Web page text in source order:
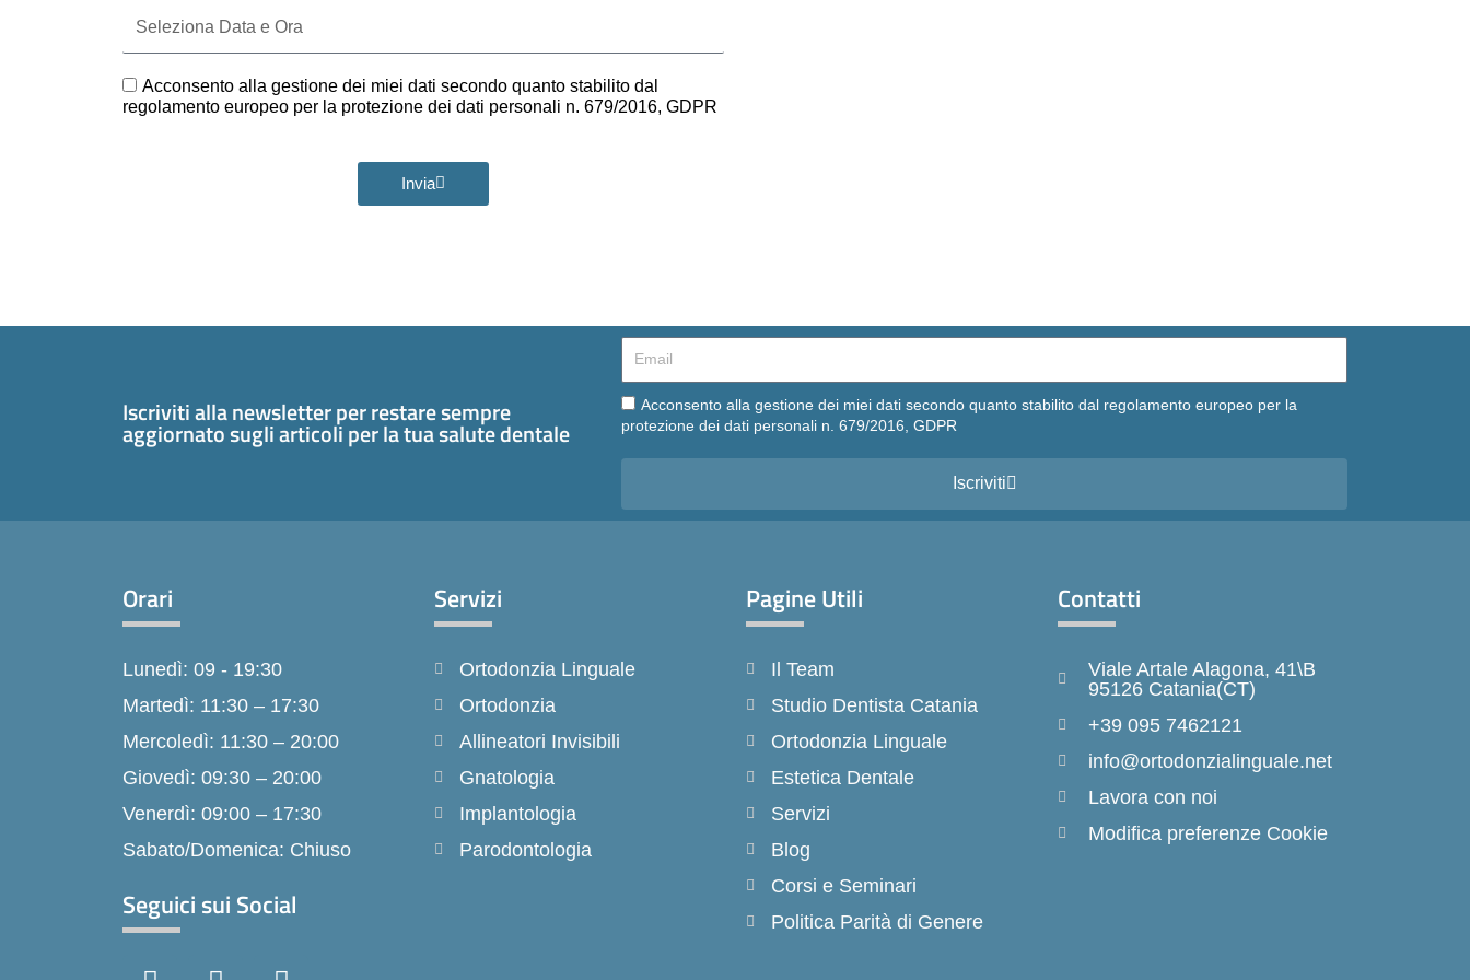
Data
e
GDPR
Acconsento alla gestione dei miei dati secondo quanto stabilito dal
regolamento europeo per la protezione dei dati personali n. 679/2016, GDPR
Invia
Iscriviti alla newsletter per restare sempre
aggiornato sugli articoli per la tua salute dentale
Email
Email
Acconsento alla gestione dei miei dati secondo quanto stabilito dal regolamento europeo per la
protezione dei dati personali n. 679/2016, GDPR
Iscriviti
Orari
Lunedì: 09 - 19:30
Martedì: 11:30 – 17:30
Mercoledì: 11:30 – 20:00
Giovedì: 09:30 – 20:00
Venerdì: 09:00 – 17:30
Sabato/Domenica: Chiuso
Seguici sui Social
Servizi
Ortodonzia Linguale
Ortodonzia
Allineatori Invisibili
Gnatologia
Implantologia
Parodontologia
Pagine Utili
Il Team
Studio Dentista Catania
Ortodonzia Linguale
Estetica Dentale
Servizi
Blog
Corsi e Seminari
Politica Parità di Genere
Contatti
Viale Artale Alagona, 41\B
95126 Catania(CT)
+39 095 7462121
info@ortodonzialinguale.net
Lavora con noi
Modifica preferenze Cookie